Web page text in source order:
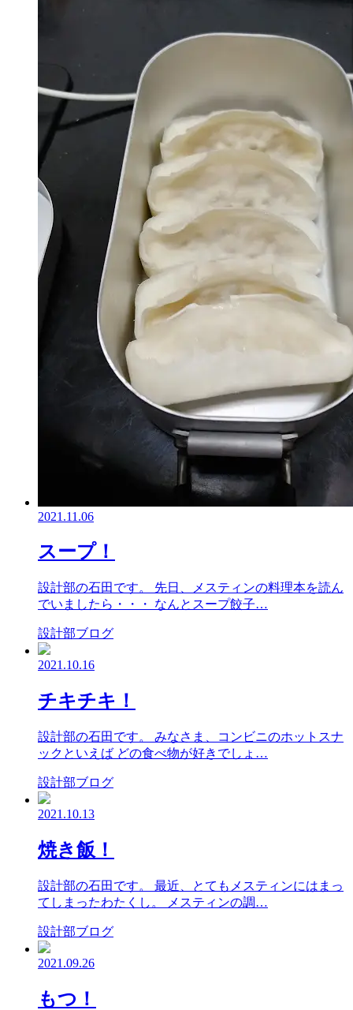
2021.11.06
スープ！
設計部の石田です。 先日、メスティンの料理本を読ん
でいましたら・・・ なんとスープ餃子…
設計部ブログ
2021.10.16
チキチキ！
設計部の石田です。 みなさま、コンビニのホットスナ
ックといえば どの食べ物が好きでしょ…
設計部ブログ
2021.10.13
焼き飯！
設計部の石田です。 最近、とてもメスティンにはまっ
てしまったわたくし。 メスティンの調…
設計部ブログ
2021.09.26
もつ！